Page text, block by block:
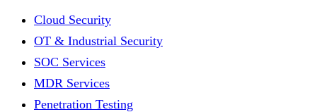
Cloud Security
OT & Industrial Security
SOC Services
MDR Services
Penetration Testing